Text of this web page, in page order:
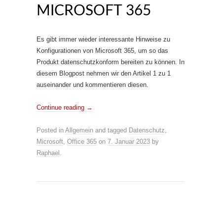
ICROSOFT 365
Es gibt immer wieder interessante Hinweise zu
Konfigurationen von Microsoft 365, um so das
Produkt datenschutzkonform bereiten zu können. In
diesem Blogpost nehmen wir den Artikel 1 zu 1
auseinander und kommentieren diesen.
Continue reading →
Posted in Allgemein and tagged Datenschutz,
Microsoft, Office 365 on 7. Januar 2023 by
Raphael .